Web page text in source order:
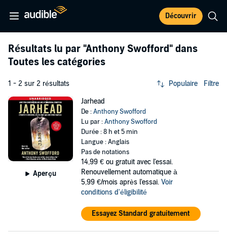
Découvrir
Résultats lu par "Anthony Swofford" dans
Toutes les catégories
1 - 2 sur 2 résultats Populaire Filtre
Aperçu
Jarhead
De :Anthony Swofford
Lu par :Anthony Swofford
Durée : 8 h et 5 min
Langue : Anglais
Pas de notations
14,99 € ou gratuit avec l'essai.
Renouvellement automatique à
5,99 €/mois après l'essai. Voir
conditions d'éligibilité
Essayez Standard gratuitement